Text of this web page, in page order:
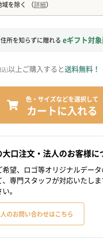
住所を知らずに贈れる eギフト対
込)以上ご購入すると送料無料！
色・サイズなどを選択して
カートに入れる
口注文・法人のお客様に
望、ロゴ等オリジナルデー
専門スタッフが対応いたし
。
のお問い合わせはこちら